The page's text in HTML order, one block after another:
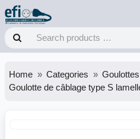
Home Categories Goulottes
Goulotte de câblage type S